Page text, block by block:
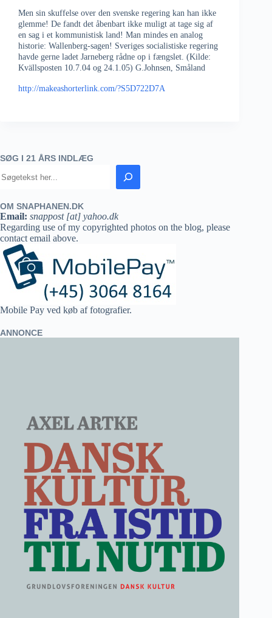
Men sin skuffelse over den svenske regering kan han ikke
glemme! De fandt det åbenbart ikke muligt at tage sig af
en sag i et kommunistisk land! Man mindes en analog
historie: Wallenberg-sagen! Sveriges socialistiske regering
havde gerne ladet Jarneberg rådne op i fængslet. (Kilde:
Kvällsposten 10.7.04 og 24.1.05) G.Johnsen, Småland
http://makeashorterlink.com/?S5D722D7A
SØG I 21 ÅRS INDLÆG
OM SNAPHANEN.DK
Email: snappost [at] yahoo.dk
Regarding use of my copyrighted photos on the blog, please
contact email above.
Mobile Pay ved køb af fotografier.
ANNONCE